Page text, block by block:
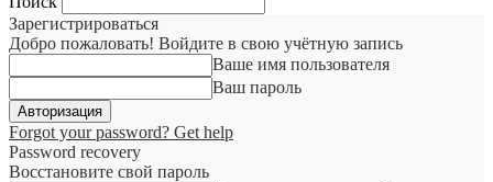
Зарегистрироваться
Добро пожаловать! Войдите в свою учётную запись
Ваше имя пользователя
Ваш пароль
Forgot your password? Get help
Password recovery
Восстановите свой пароль